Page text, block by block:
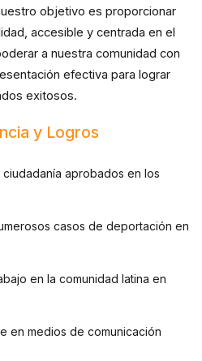
objetivo es proporcionar
accesible y centrada en el
a nuestra comunidad con
efectiva para lograr
exitosos.
y Logros
aprobados en los
casos de deportación en
en la comunidad latina en
en medios de comunicación